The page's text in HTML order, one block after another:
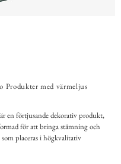
Produkter med värmeljus
en förtjusande dekorativ produkt,
för att bringa stämning och
placeras i högkvalitativ